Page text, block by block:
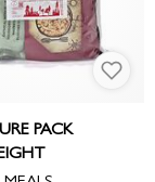
PACK